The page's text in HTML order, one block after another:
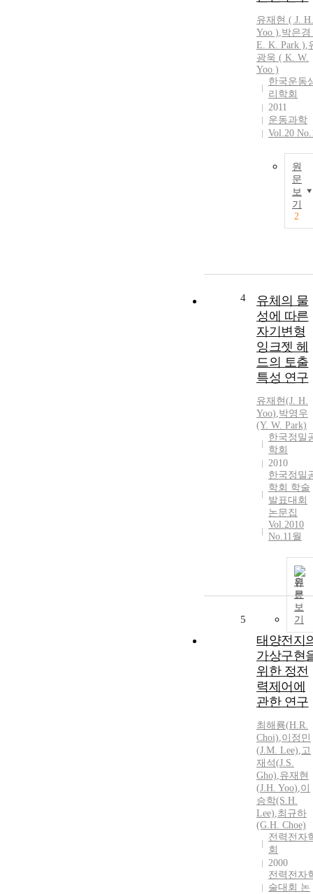
유재현 ( J. H.
Yoo ),박은경
E. K. Park ),
광욱 ( K. W.
Yoo )
한국운동
리학회
2011
운동과학
Vol.20
원
문
보
기
2
4
유체의 물
성에 따른
자기변형
잉크젯 헤
드의 토출
특성 연구
유재현(J. H.
Yoo),박영우
(Y. W. Park)
한국정밀
학회
2010
한국정밀
학회 학술
발표대회
논문집
Vol.2010
No.11월
원
문
보
기
5
태양전지
가상구현
위한 정전
력제어에
관한 연구
최해룡(H.R.
Choi),이정민
(J.M. Lee),고
재석(J.S.
Gho),유재현
(J.H. Yoo),이
승학(S.H.
Lee),최규하
(G.H. Choe)
전력전자
회
2000
전력전자
술대회 논